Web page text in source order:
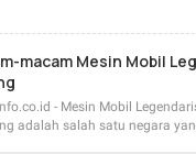
macam Mesin Mobil
- Mesin Mobil
adalah salah satu negara